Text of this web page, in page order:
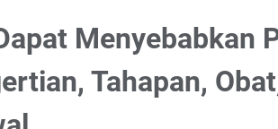
Menyebabkan
Tahapan,